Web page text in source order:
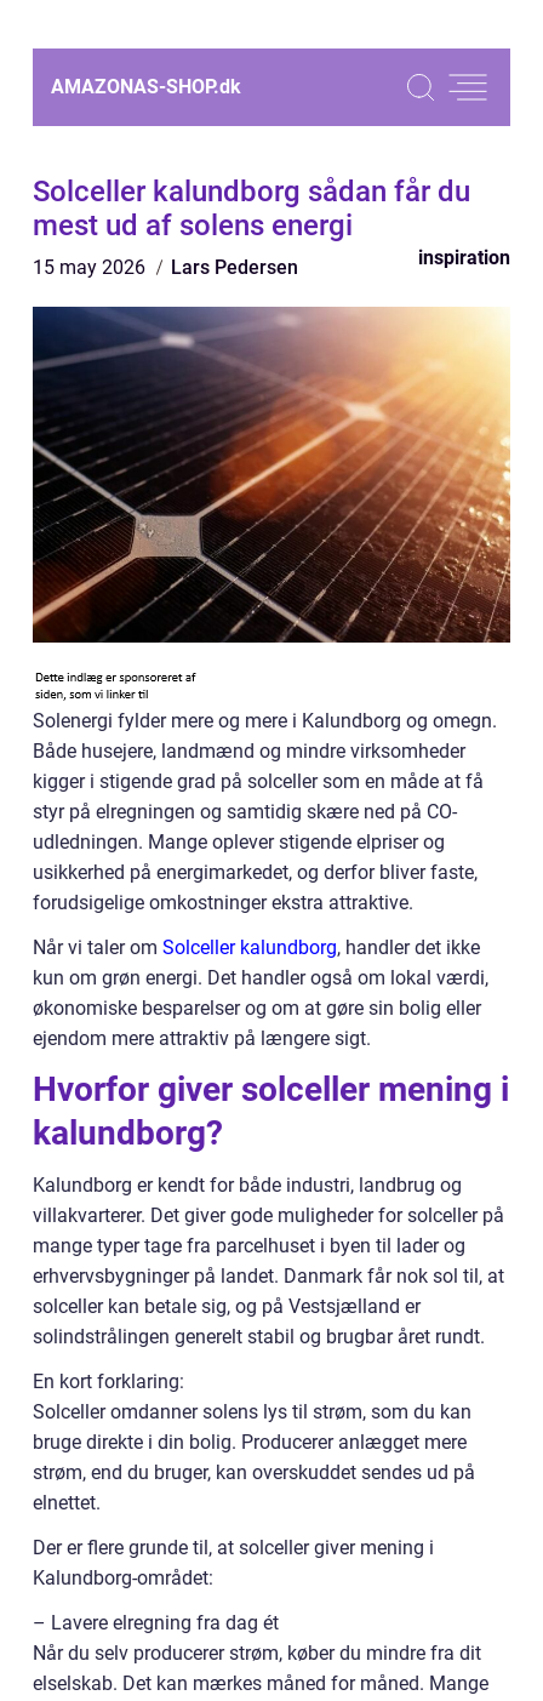
AMAZONAS-SHOP.dk
Solceller kalundborg sådan får du
mest ud af solens energi
15 may 2026 Lars Pedersen inspiration
Solenergi fylder mere og mere i Kalundborg og omegn.
Både husejere, landmænd og mindre virksomheder
kigger i stigende grad på solceller som en måde at få
styr på elregningen og samtidig skære ned på CO-
udledningen. Mange oplever stigende elpriser og
usikkerhed på energimarkedet, og derfor bliver faste,
forudsigelige omkostninger ekstra attraktive.
Når vi taler om Solceller kalundborg, handler det ikke
kun om grøn energi. Det handler også om lokal værdi,
økonomiske besparelser og om at gøre sin bolig eller
ejendom mere attraktiv på længere sigt.
Hvorfor giver solceller mening i
kalundborg?
Kalundborg er kendt for både industri, landbrug og
villakvarterer. Det giver gode muligheder for solceller på
mange typer tage fra parcelhuset i byen til lader og
erhvervsbygninger på landet. Danmark får nok sol til, at
solceller kan betale sig, og på Vestsjælland er
solindstrålingen generelt stabil og brugbar året rundt.
En kort forklaring:
Solceller omdanner solens lys til strøm, som du kan
bruge direkte i din bolig. Producerer anlægget mere
strøm, end du bruger, kan overskuddet sendes ud på
elnettet.
Der er flere grunde til, at solceller giver mening i
Kalundborg-området:
– Lavere elregning fra dag ét
Når du selv producerer strøm, køber du mindre fra dit
elselskab. Det kan mærkes måned for måned. Mange